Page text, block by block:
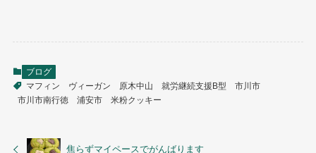
ブログ
マフィン
ヴィーガン 原木中山 就労継続支援B型
市川市
市川市南行徳
浦安市 米粉クッキー
焦らずマイペースでがんばります